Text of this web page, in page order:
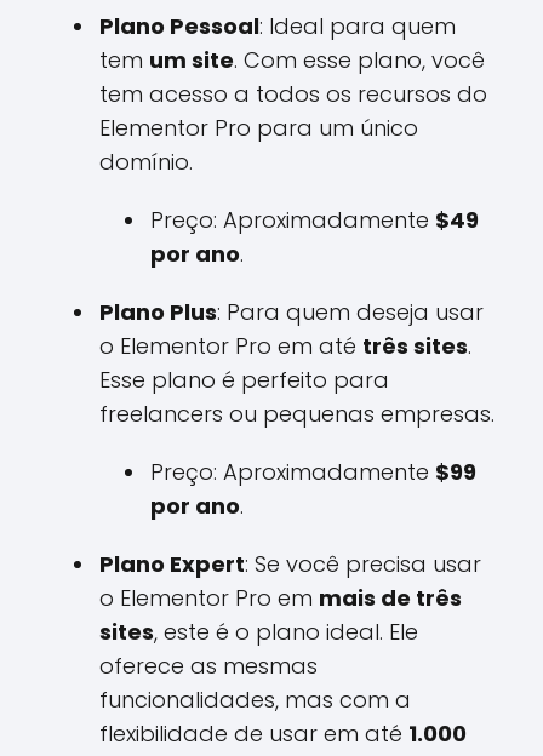
Plano Pessoal: Ideal para quem
tem um site. Com esse plano, você
tem acesso a todos os recursos do
Elementor Pro para um único
domínio.
Preço: Aproximadamente $49
por ano.
Plano Plus: Para quem deseja usar
o Elementor Pro em até três sites.
Esse plano é perfeito para
freelancers ou pequenas empresas.
Preço: Aproximadamente $99
por ano.
Plano Expert: Se você precisa usar
o Elementor Pro em mais de três
sites, este é o plano ideal. Ele
oferece as mesmas
funcionalidades, mas com a
flexibilidade de usar em até 1.000